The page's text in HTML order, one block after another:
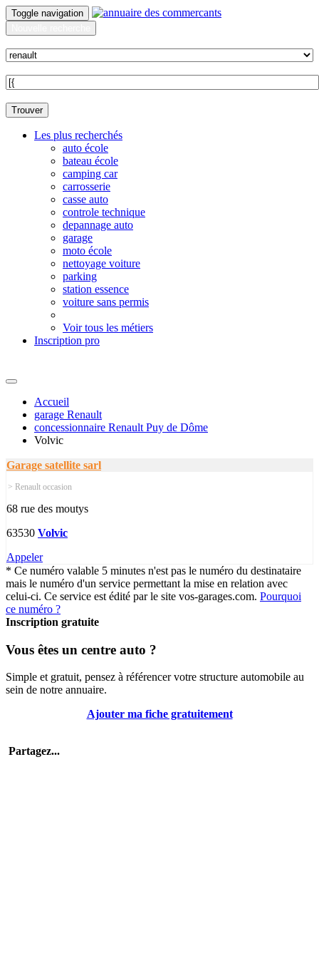
Toggle navigation
Trouver
Les plus recherchés
auto école
bateau école
camping car
carrosserie
casse auto
controle technique
depannage auto
garage
moto école
nettoyage voiture
parking
station essence
voiture sans permis
Voir tous les métiers
Inscription pro
Accueil
garage Renault
concessionnaire Renault Puy de Dôme
Volvic
Garage satellite sarl
> Renault occasion
68 rue des moutys
63530 Volvic
Appeler
* Ce numéro valable 5 minutes n'est pas le numéro du destinataire
mais le numéro d'un service permettant la mise en relation avec
celui-ci. Ce service est édité par le site vos-garages.com. Pourquoi
ce numéro ?
Inscription gratuite
Vous êtes un centre auto ?
Simple et gratuit, pensez à référencer votre structure automobile au
sein de notre annuaire.
Ajouter ma fiche gratuitement
Partagez...